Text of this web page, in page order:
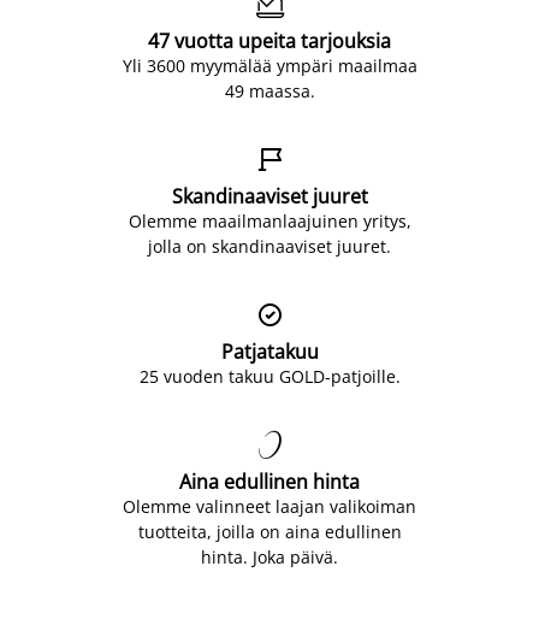
47 vuotta upeita tarjouksia
Yli 3600 myymälää ympäri maailmaa
49 maassa.

Skandinaaviset juuret
Olemme maailmanlaajuinen yritys,
jolla on skandinaaviset juuret.

Patjatakuu
25 vuoden takuu GOLD-patjoille.

Aina edullinen hinta
Olemme valinneet laajan valikoiman
tuotteita, joilla on aina edullinen
hinta. Joka päivä.